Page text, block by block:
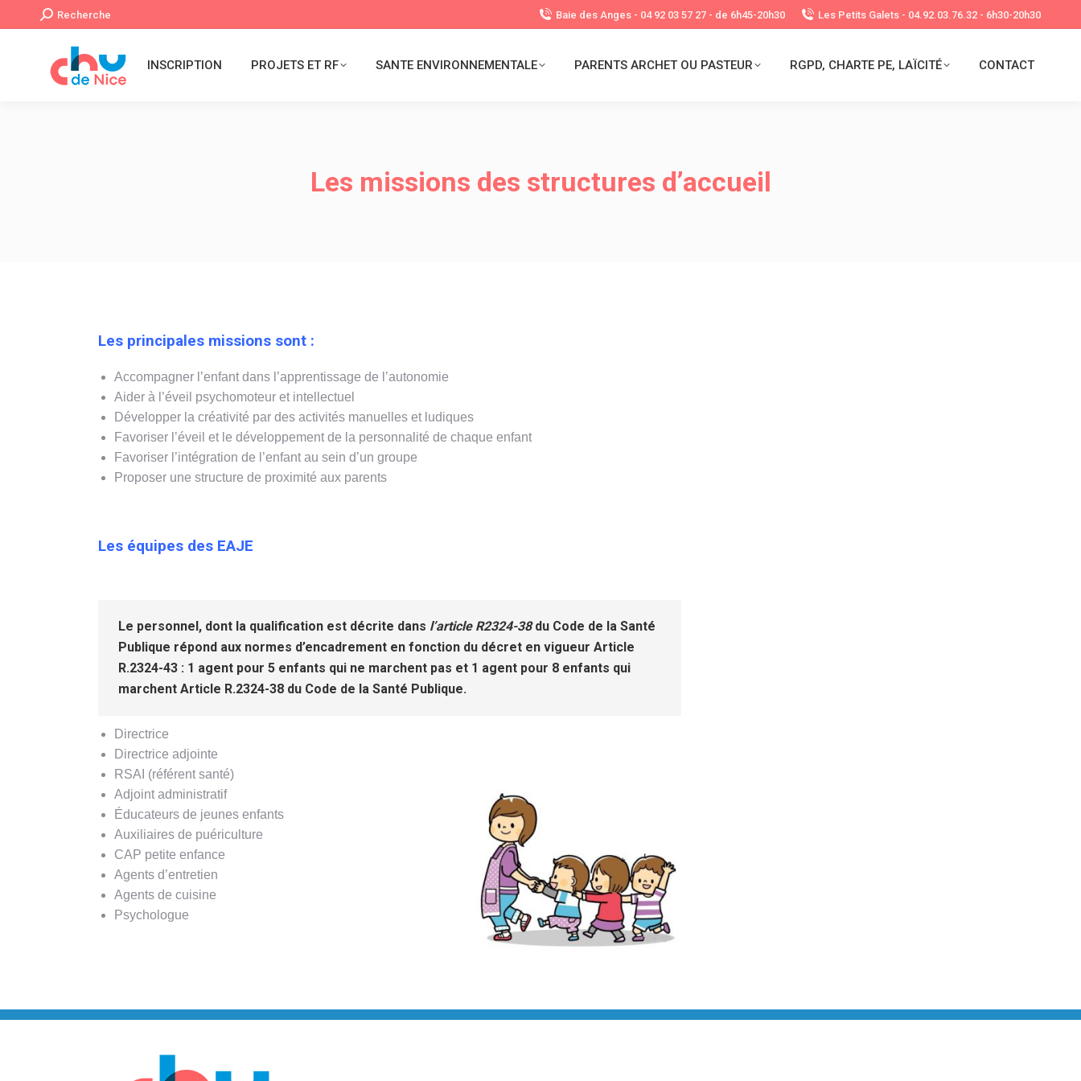
Recherche
:
Recherche Baie des Anges - 04 92 03 57 27 - de 6h45-20h30 Les Petits Galets - 04.92.03.76.32 - 6h30-20h30
INSCRIPTION PROJETS ET RF SANTE ENVIRONNEMENTALE PARENTS ARCHET OU PASTEUR RGPD, CHARTE PE, LAÏCITÉ CONTACT
Les missions des structures d’accueil
Les principales missions sont :
Accompagner l’enfant dans l’apprentissage de l’autonomie
Aider à l’éveil psychomoteur et intellectuel
Développer la créativité par des activités manuelles et ludiques
Favoriser l’éveil et le développement de la personnalité de chaque enfant
Favoriser l’intégration de l’enfant au sein d’un groupe
Proposer une structure de proximité aux parents
Les équipes des EAJE
Le personnel, dont la qualification est décrite dans l’article R2324-38du Code de la Santé
Publique répond aux normes d’encadrement en fonction du décret en vigueur Article
R.2324-43 : 1 agent pour 5 enfants qui ne marchent pas et 1 agent pour 8 enfants qui
marchent Article R.2324-38 du Code de la Santé Publique.
Directrice
Directrice adjointe
RSAI (référent santé)
Adjoint administratif
Éducateurs de jeunes enfants
Auxiliaires de puériculture
CAP petite enfance
Agents d’entretien
Agents de cuisine
Psychologue